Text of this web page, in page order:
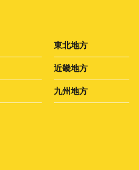
東北地方
近畿地方
九州地方